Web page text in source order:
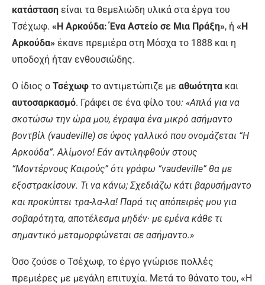
κατάσταση είναι τα θεμελιώδη υλικά στα έργα του
Τσέχωφ. «Η Αρκούδα: Ένα Αστείο σε Μια Πράξη», ή «Η
Αρκούδα» έκανε πρεμιέρα στη Μόσχα το 1888 και η
υποδοχή ήταν ενθουσιώδης.
Ο ίδιος ο Τσέχωφ το αντιμετώπιζε με αθωότητα και
αυτοσαρκασμό. Γράφει σε ένα φίλο του: «Απλά για να
σκοτώσω την ώρα μου, έγραψα ένα μικρό ασήμαντο
βοντβίλ (vaudeville) σε ύφος γαλλικό που ονομάζεται “Η
Αρκούδα”. Αλίμονο! Εάν αντιληφθούν στους
“Μοντέρνους Καιρούς” ότι γράφω “vaudeville” θα με
εξοστρακίσουν. Τι να κάνω; Σχεδιάζω κάτι βαρυσήμαντο
και προκύπτει τρα-λα-λα! Παρά τις απόπειρές μου για
σοβαρότητα, αποτέλεσμα μηδέν· με εμένα κάθε τι
σημαντικό μεταμορφώνεται σε ασήμαντο.»
Όσο ζούσε ο Τσέχωφ, το έργο γνώρισε πολλές
πρεμιέρες με μεγάλη επιτυχία. Μετά το θάνατο του, «Η